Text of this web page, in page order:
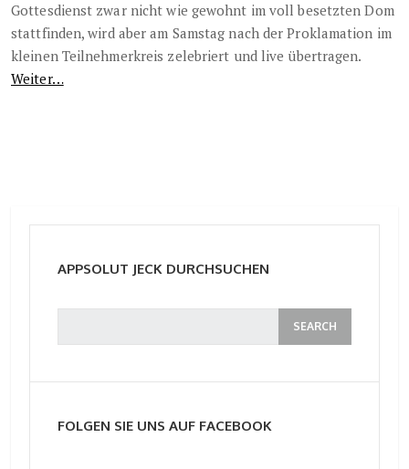
Gottesdienst zwar nicht wie gewohnt im voll besetzten Dom
stattfinden, wird aber am Samstag nach der Proklamation im
kleinen Teilnehmerkreis zelebriert und live übertragen.
Weiter…
APPSOLUT JECK DURCHSUCHEN
FOLGEN SIE UNS AUF FACEBOOK